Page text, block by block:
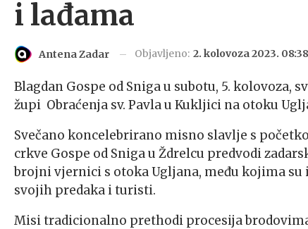
i lađama
Antena Zadar Objavljeno: 2. kolovoza 2023. 08:38
Blagdan Gospe od Sniga u subotu, 5. kolovoza,
župi Obraćenja sv. Pavla u Kukljici na otoku
Svečano koncelebrirano misno slavlje s
crkve Gospe od Sniga u Ždrelcu predvodi
brojni vjernici s otoka Ugljana, među kojima
svojih predaka i turisti.
Misi tradicionalno prethodi procesija